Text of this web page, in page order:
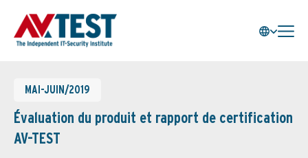
MAI-JUIN/2019
Évaluation du produit et rapport de certification
AV-TEST